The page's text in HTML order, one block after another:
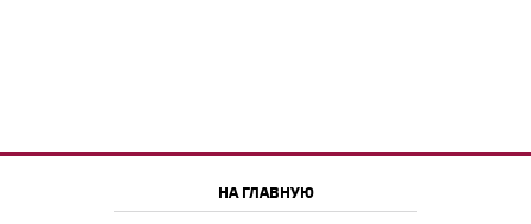
НА ГЛАВНУЮ